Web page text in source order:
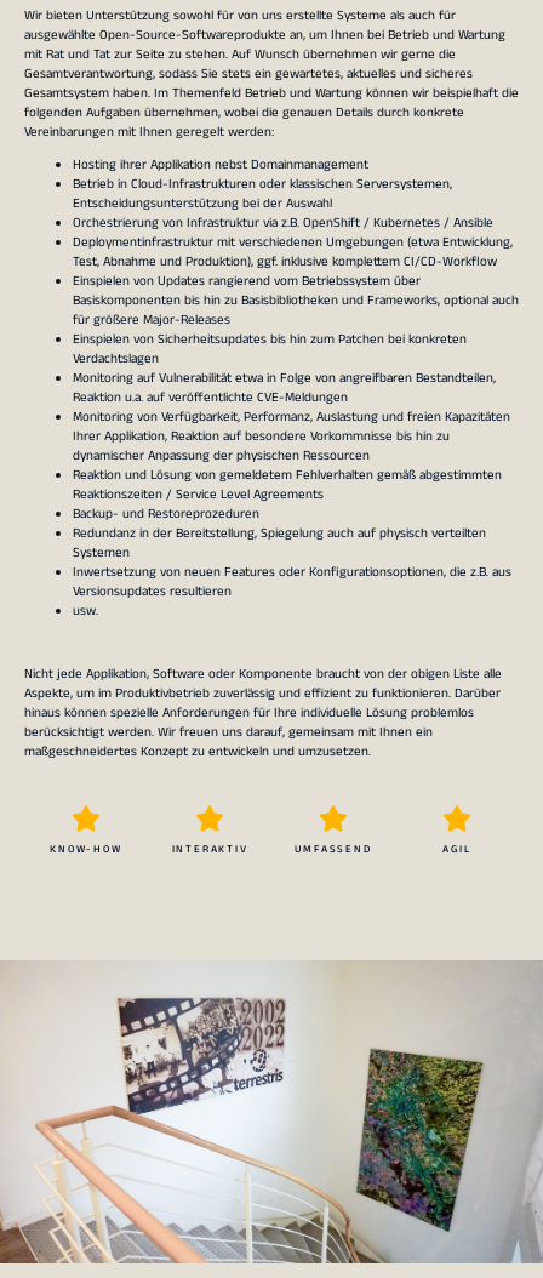
Wir bieten Unterstützung sowohl für von uns erstellte Systeme als auch für
ausgewählte Open-Source-Softwareprodukte an, um Ihnen bei Betrieb und Wartung
mit Rat und Tat zur Seite zu stehen. Auf Wunsch übernehmen wir gerne die
Gesamtverantwortung, sodass Sie stets ein gewartetes, aktuelles und sicheres
Gesamtsystem haben. Im Themenfeld Betrieb und Wartung können wir beispielhaft die
folgenden Aufgaben übernehmen, wobei die genauen Details durch konkrete
Vereinbarungen mit Ihnen geregelt werden:
Hosting ihrer Applikation nebst Domainmanagement
Betrieb in Cloud-Infrastrukturen oder klassischen Serversystemen,
Entscheidungsunterstützung bei der Auswahl
Orchestrierung von Infrastruktur via z.B. OpenShift / Kubernetes / Ansible
Deploymentinfrastruktur mit verschiedenen Umgebungen (etwa Entwicklung,
Test, Abnahme und Produktion), ggf. inklusive komplettem CI/CD-Workflow
Einspielen von Updates rangierend vom Betriebssystem über
Basiskomponenten bis hin zu Basisbibliotheken und Frameworks, optional auch
für größere Major-Releases
Einspielen von Sicherheitsupdates bis hin zum Patchen bei konkreten
Verdachtslagen
Monitoring auf Vulnerabilität etwa in Folge von angreifbaren Bestandteilen,
Reaktion u.a. auf veröffentlichte CVE-Meldungen
Monitoring von Verfügbarkeit, Performanz, Auslastung und freien Kapazitäten
Ihrer Applikation, Reaktion auf besondere Vorkommnisse bis hin zu
dynamischer Anpassung der physischen Ressourcen
Reaktion und Lösung von gemeldetem Fehlverhalten gemäß abgestimmten
Reaktionszeiten / Service Level Agreements
Backup- und Restoreprozeduren
Redundanz in der Bereitstellung, Spiegelung auch auf physisch verteilten
Systemen
Inwertsetzung von neuen Features oder Konfigurationsoptionen, die z.B. aus
Versionsupdates resultieren
usw.
Nicht jede Applikation, Software oder Komponente braucht von der obigen Liste alle
Aspekte, um im Produktivbetrieb zuverlässig und effizient zu funktionieren. Darüber
hinaus können spezielle Anforderungen für Ihre individuelle Lösung problemlos
berücksichtigt werden. Wir freuen uns darauf, gemeinsam mit Ihnen ein
maßgeschneidertes Konzept zu entwickeln und umzusetzen.
KNOW-HOW INTERAKTIV UMFASSEND AGIL